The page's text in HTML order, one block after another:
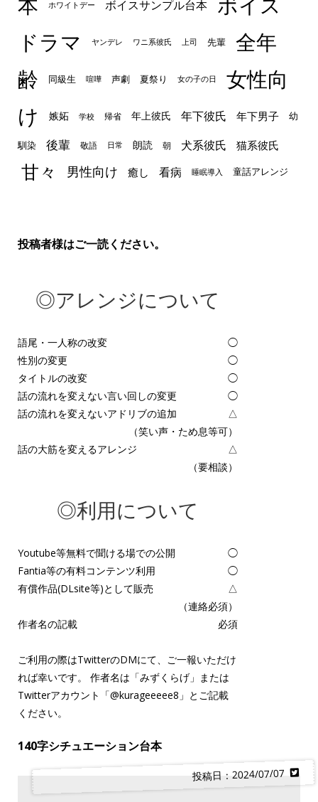
ホワイトデー ボイスサンプル台本
ドラマ
ヤンデレ ワニ系彼氏 上司 先輩
全年
齢
同級生 喧嘩 声劇 夏祭り 女の子の日
女性向
け
嫉妬 学校 帰省 年上彼氏 年下彼氏 年下男子 幼
馴染 後輩 敬語 日常 朗読 朝 犬系彼氏 猫系彼氏
甘々 男性向け 癒し 看病 睡眠導入 童話アレンジ
投稿者様はご一読ください。
◎アレンジについて
語尾・一人称の改変
◯
性別の変更
◯
タイトルの改変
◯
話の流れを変えない言い回しの変更
◯
話の流れを変えないアドリブの追加
△
（笑い声・ため息等可）
話の大筋を変えるアレンジ
△
（要相談）
◎利用について
Youtube等無料で聞ける場での公開
◯
Fantia等の有料コンテンツ利用
◯
有償作品(DLsite等)として販売
△
（連絡必須）
作者名の記載
必須
ご利用の際はTwitterのDMにて、ご一報いただけ
れば幸いです。 作者名は「みずくらげ」または
Twitterアカウント「@kurageeeee8 」とご記載
ください。
140字シチュエーション台本
投稿日：2024/07/07